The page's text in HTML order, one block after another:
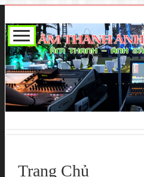
Trang Chủ